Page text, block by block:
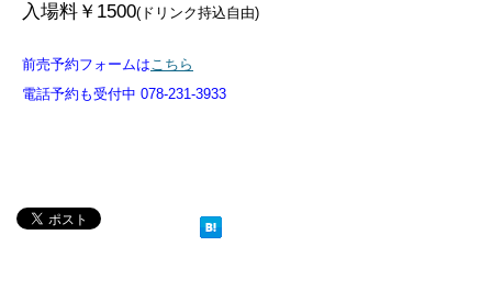
入場料￥1500(ドリンク持込自由)
前売予約フォームはこちら
電話予約も受付中 078-231-3933